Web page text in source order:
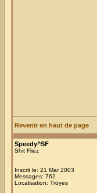
Revenir en haut de page
Speedy^SF
Shit Fliez
Inscrit le: 21 Mar 2003
Messages: 762
Localisation: Troyes